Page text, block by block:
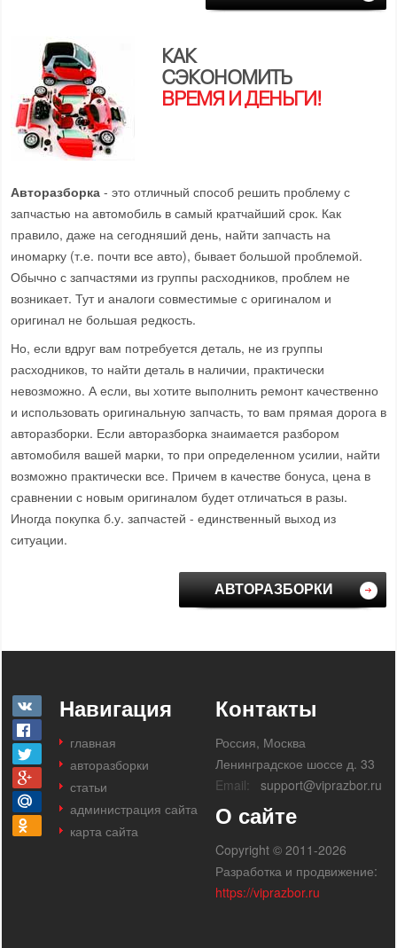
КАК
СЭКОНОМИТЬ
ВРЕМЯ И ДЕНЬГИ!
Авторазборка - это отличный способ решить проблему с
запчастью на автомобиль в самый кратчайший срок. Как
правило, даже на сегодняший день, найти запчасть на
иномарку (т.е. почти все авто), бывает большой проблемой.
Обычно с запчастями из группы расходников, проблем не
возникает. Тут и аналоги совместимые с оригиналом и
оригинал не большая редкость.
Но, если вдруг вам потребуется деталь, не из группы
расходников, то найти деталь в наличии, практически
невозможно. А если, вы хотите выполнить ремонт качественно
и использовать оригинальную запчасть, то вам прямая дорога в
авторазборки. Если авторазборка знаимается разбором
автомобиля вашей марки, то при определенном усилии, найти
возможно практически все. Причем в качестве бонуса, цена в
сравнении с новым оригиналом будет отличаться в разы.
Иногда покупка б.у. запчастей - единственный выход из
ситуации.
АВТОРАЗБОРКИ
Навигация
главная
авторазборки
статьи
администрация сайта
карта сайта
Контакты
Россия, Москва
Ленинградское шоссе д. 33
Email:
support@viprazbor.ru
О сайте
Copyright © 2011-2026
Разработка и продвижение:
https://viprazbor.ru